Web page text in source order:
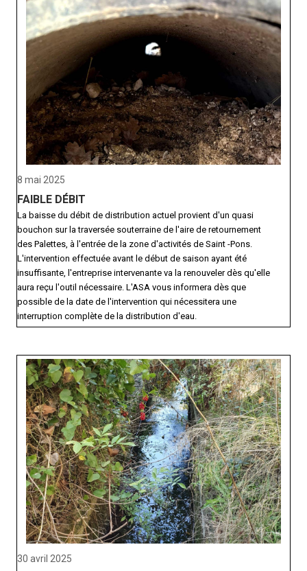
8 mai 2025
FAIBLE DÉBIT
La baisse du débit de distribution actuel provient d'un quasi
bouchon sur la traversée souterraine de l'aire de retournement
des Palettes, à l'entrée de la zone d'activités de Saint -Pons.
L'intervention effectuée avant le début de saison ayant été
insuffisante, l'entreprise intervenante va la renouveler dès qu'elle
aura reçu l'outil nécessaire. L'ASA vous informera dès que
possible de la date de l'intervention qui nécessitera une
interruption complète de la distribution d'eau.
30 avril 2025